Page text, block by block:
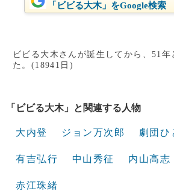
「ビビる大木」をGoogle検索
ビビる大木さんが誕生してから、51年
た。(18941日)
「ビビる大木」と関連する人物
大内登 ジョン万次郎 劇団ひ
有吉弘行 中山秀征 内山高志
赤江珠緒